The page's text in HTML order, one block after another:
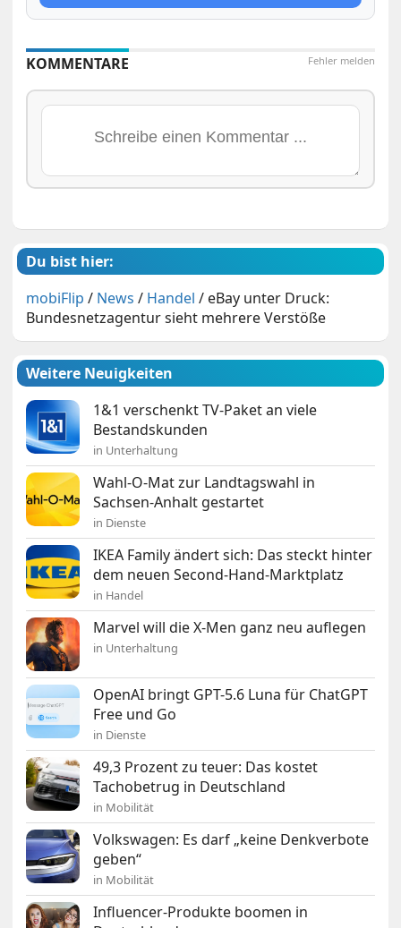
Fehler melden
KOMMENTARE
Du bist hier:
mobiFlip / News / Handel / eBay unter Druck:
Bundesnetzagentur sieht mehrere Verstöße
Weitere Neuigkeiten
1&1 verschenkt TV-Paket an viele
Bestandskunden
in Unterhaltung
Wahl-O-Mat zur Landtagswahl in
Sachsen-Anhalt gestartet
in Dienste
IKEA Family ändert sich: Das steckt hinter
dem neuen Second-Hand-Marktplatz
in Handel
Marvel will die X-Men ganz neu auflegen
in Unterhaltung
OpenAI bringt GPT-5.6 Luna für ChatGPT
Free und Go
in Dienste
49,3 Prozent zu teuer: Das kostet
Tachobetrug in Deutschland
in Mobilität
Volkswagen: Es darf „keine Denkverbote
geben“
in Mobilität
Influencer-Produkte boomen in